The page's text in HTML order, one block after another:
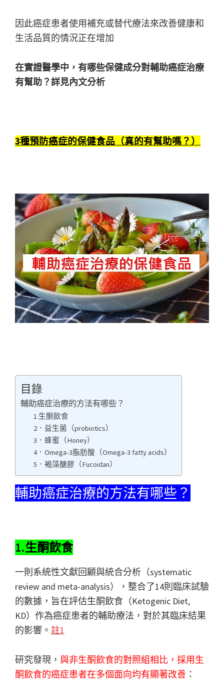
因此癌症患者使用補充或替代療法來改善健康和
生活品質的情況正在增加
在實證醫學中，有哪些保健成分對輔助癌症治療
有幫助？詳見內文分析
3種預防癌症的保健食品（真的有幫助嗎？）
目錄
輔助癌症治療的方法有哪些？
1.生酮飲食
2．益生菌（probiotics）
3．蜂蜜（Honey）
4．Omega-3脂肪酸（Omega-3 fatty acids）
5．褐藻醣膠（Fucoidan）
輔助癌症治療的方法有哪些？
1.生酮飲食
一則系統性文獻回顧與統合分析（systematic
review and meta-analysis），整合了14則臨床試驗
的數據，旨在評估生酮飲食（Ketogenic Diet,
KD）作為癌症患者的輔助療法，對於其臨床結果
的影響。 註1
研究發現， 與非生酮飲食的對照組相比，採用生
酮飲食的癌症患者在多個面向均有顯著改善 ：